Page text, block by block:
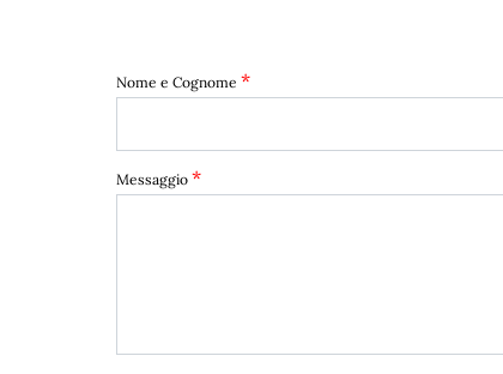
Nome e Cognome *
Messaggio *